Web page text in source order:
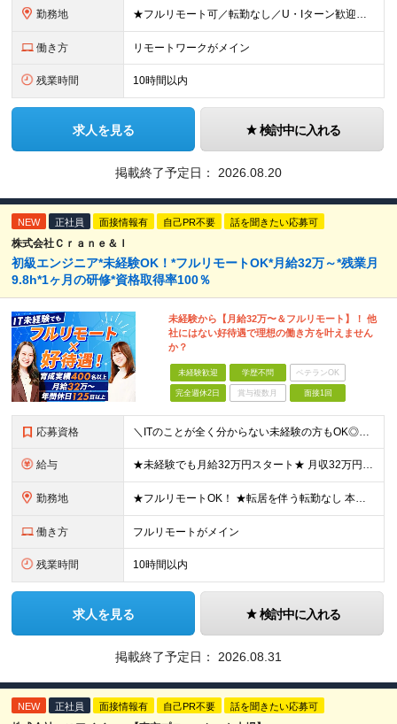
勤務地 ★フルリモート可／転勤なし／U・Iターン歓迎★ ◎勤務地は相談の上、ご自宅近くに調整します！ 【勤務地】 本社、または東京／埼玉／千葉／神奈川／愛知／仙台のクライアント先 ◎完全在宅（フルリモート）
働き方 リモートワークがメイン
残業時間 10時間以内
求人を見る 検討中に入れる
掲載終了予定日： 2026.08.20
NEW 正社員 面接情報有 自己PR不要 話を聞きたい応募可
株式会社Ｃｒａｎｅ＆Ｉ
初級エンジニア*未経験OK！*フルリモートOK*月給32万～*残業月
9.8h*1ヶ月の研修*資格取得率100％
未経験から【月給32万〜＆フルリモート】！ 他
社にはない好待遇で理想の働き方を叶えません
か？
未経験歓迎 学歴不問 ベテランOK
完全週休2日 賞与複数月 面接1回
応募資格 ＼ITのことが全く分からない未経験の方もOK◎／≪ポテンシャル採用実施中≫ ★未経験OK！フリータからの正社員デビューもOK！ ★学歴不問 ≪こんな方にピッタリです！≫ ◎未経験から本気でエンジニア
給与 ★未経験でも月給32万円スタート★ 月収32万円～35万円＋各種手当（資格手当だけで毎月15万の上乗せ実績あり！） ★資格手当豊富！1資格につき最大3万円支給 ★功績手当の導入で、毎月のお給与に上乗
勤務地 ★フルリモートOK！ ★転居を伴う転勤なし 本社またはプロジェクト先にて勤務いただきます！ ※プロジェクト先は一都三県及び23区内がメイン 【本社】 東京都新宿区神楽坂1-2 研究社英語センタービ
働き方 フルリモートがメイン
残業時間 10時間以内
求人を見る 検討中に入れる
掲載終了予定日： 2026.08.31
NEW 正社員 面接情報有 自己PR不要 話を聞きたい応募可